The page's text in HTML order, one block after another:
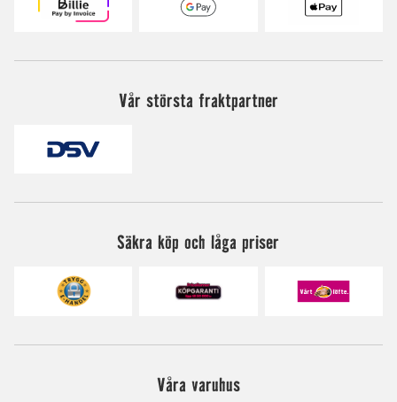
Vår största fraktpartner
Säkra köp och låga priser
Våra varuhus